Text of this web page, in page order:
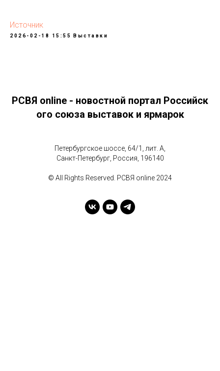
Источник
2026-02-18 15:55 Выставки
РСВЯ online - новостной портал Российск
ого союза выставок и ярмарок
Петербургское шоссе, 64/1, лит. А,
Санкт-Петербург, Россия, 196140
© All Rights Reserved. РСВЯ online 2024